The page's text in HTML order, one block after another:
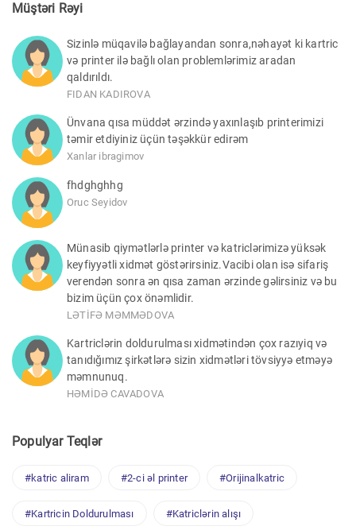
Müştəri Rəyi
Sizinlə müqavilə bağlayandan sonra,nəhayət ki kartric
və printer ilə bağlı olan problemlərimiz aradan
qaldırıldı.
FIDAN KADIROVA
Ünvana qısa müddət ərzində yaxınlaşıb printerimizi
təmir etdiyiniz üçün təşəkkür edirəm
Xanlar ibragimov
fhdghghhg
Oruc Seyidov
Münasib qiymətlərlə printer və katriclərimizə yüksək
keyfiyyətli xidmət göstərirsiniz.Vacibi olan isə sifariş
verendən sonra ən qısa zaman ərzinde gəlirsiniz və bu
bizim üçün çox önəmlidir.
LƏTİFƏ MƏMMƏDOVA
Kartriclərin doldurulması xidmətindən çox razıyiq və
tanıdığımız şirkətlərə sizin xidmətləri tövsiyyə etməyə
məmnunuq.
HƏMİDƏ CAVADOVA
Populyar Teqlər
#katric aliram #2-ci əl printer #Orijinalkatric
#Kartricin Doldurulması #Katriclərin alışı